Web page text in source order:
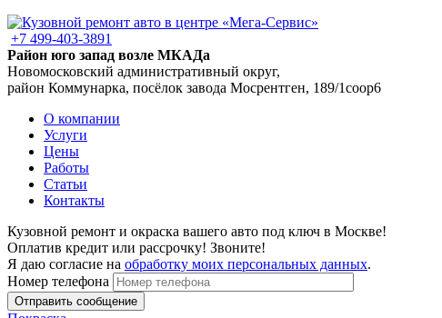
+7 499-403-3891
Район юго запад возле МКАДа
Новомосковский административный округ,
район Коммунарка, посёлок завода Мосрентген, 189/1соор6
О компании
Услуги
Цены
Работы
Статьи
Контакты
Кузовной ремонт и окраска вашего авто под ключ в Москве!
Оплатив кредит или рассрочку! Звоните!
Я даю согласие на обработку моих персональных данных.
Номер телефона